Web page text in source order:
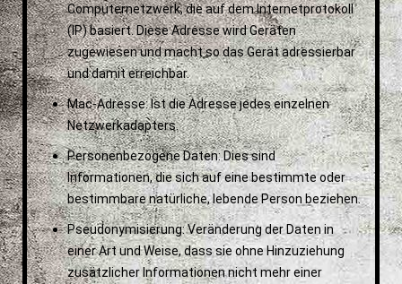
Computernetzwerk, die auf dem Internetprotokoll
(IP) basiert. Diese Adresse wird Geräten
zugewiesen und macht so das Gerät adressierbar
und damit erreichbar.
Mac-Adresse: Ist die Adresse jedes einzelnen
Netzwerkadapters.
Personenbezogene Daten: Dies sind
Informationen, die sich auf eine bestimmte oder
bestimmbare natürliche, lebende Person beziehen.
Pseudonymisierung: Veränderung der Daten in
einer Art und Weise, dass sie ohne Hinzuziehung
zusätzlicher Informationen nicht mehr einer